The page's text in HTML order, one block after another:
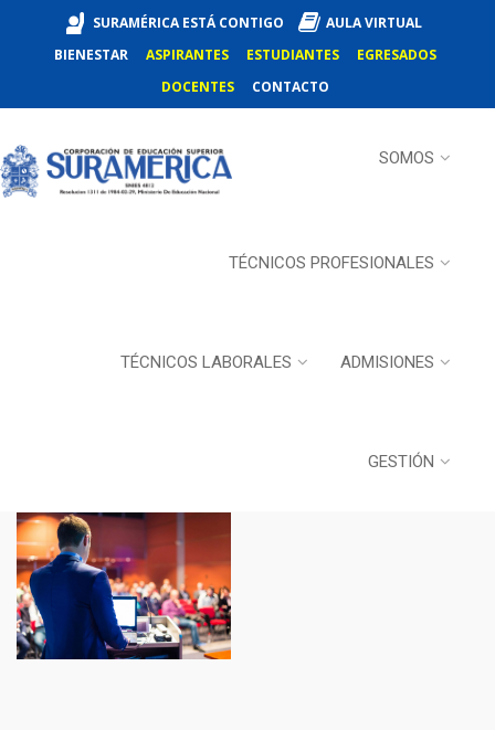
SURAMÉRICA ESTÁ CONTIGO
AULA VIRTUAL
BIENESTAR
ASPIRANTES ESTUDIANTES
EGRESADOS
DOCENTES
CONTACTO
SOMOS
TÉCNICOS PROFESIONALES
TÉCNICOS LABORALES ADMISIONES
GESTIÓN